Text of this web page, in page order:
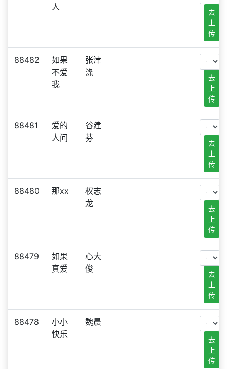
人
去
上
传
88482
如果
不爱
我
张津
涤
去
上
传
88481
爱的
人间
谷建
芬
去
上
传
88480 那xx
权志
龙
去
上
传
88479
如果
真爱
心大
俊
去
上
传
88478
小小
快乐
魏晨
去
上
传